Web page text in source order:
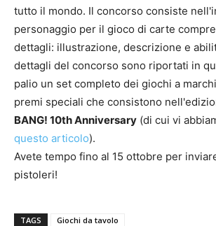
tutto il mondo. Il concorso consiste
personaggio per il gioco di carte
dettagli: illustrazione, descrizione e
dettagli del concorso sono riportati in
palio un set completo dei giochi a
premi speciali che consistono
BANG! 10th Anniversary (di cui vi
questo articolo).
Avete tempo fino al 15 ottobre per
pistoleri!
TAGS Giochi da tavolo